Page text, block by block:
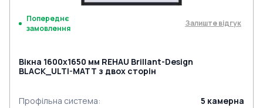
Попереднє
замовлення
Залиште відгук
Вікна 1600x1650 мм REHAU Brillant-Design
BLACK_ULTI-MATT з двох сторін
Профільна система: 5 камерна